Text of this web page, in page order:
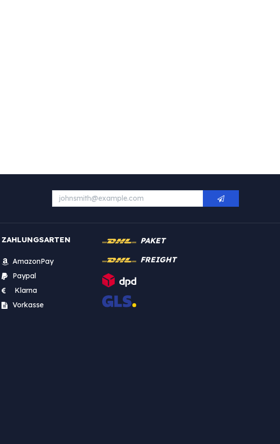
ZAHLUNGSARTEN
AmazonPay
Paypal
Klarna
Vorkasse
PAKET
FREIGHT